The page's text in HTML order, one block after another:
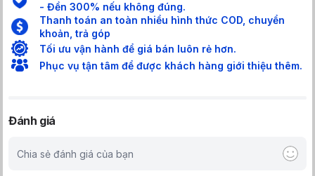
- Đền 300% nếu không đúng.
Thanh toán an toàn nhiều hình thức COD, chuyển
khoản, trả góp
Tối ưu vận hành để giá bán luôn rẻ hơn.
Phục vụ tận tâm để được khách hàng giới thiệu thêm.
Đánh giá
Chia sẻ đánh giá của bạn